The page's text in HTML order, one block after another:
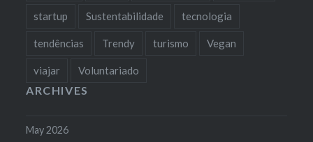
startup Sustentabilidade tecnologia
tendências Trendy turismo Vegan
viajar Voluntariado
ARCHIVES
May 2026